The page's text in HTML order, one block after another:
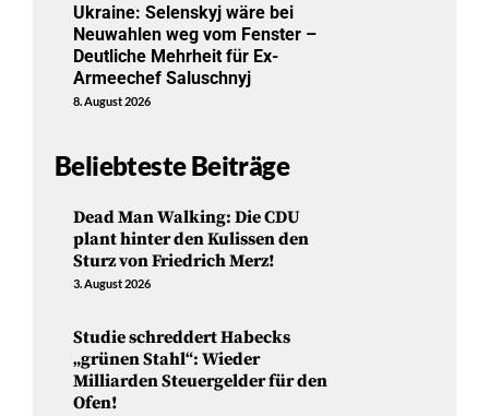
Ukraine: Selenskyj wäre bei
Neuwahlen weg vom Fenster –
Deutliche Mehrheit für Ex-
Armeechef Saluschnyj
8. August 2026
Beliebteste Beiträge
Dead Man Walking: Die CDU
plant hinter den Kulissen den
Sturz von Friedrich Merz!
3. August 2026
Studie schreddert Habecks
„grünen Stahl“: Wieder
Milliarden Steuergelder für den
Ofen!